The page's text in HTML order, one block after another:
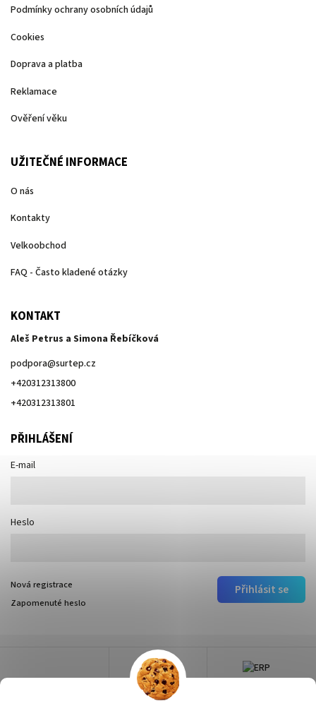
Podmínky ochrany osobních údajů
Cookies
Doprava a platba
Reklamace
Ověření věku
UŽITEČNÉ INFORMACE
O nás
Kontakty
Velkoobchod
FAQ - Často kladené otázky
KONTAKT
Aleš Petrus a Simona Řebíčková
podpora@surtep.cz
+420312313800
+420312313801
PŘIHLÁŠENÍ
E-mail
Heslo
Přihlásit se
Nová registrace
Zapomenuté heslo